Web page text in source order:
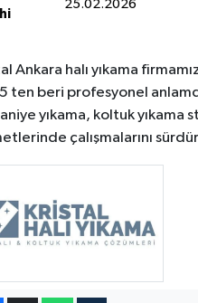
25.02.2026
Ankara halı yıkama
ten beri profesyonel
yıkama, koltuk yıkama
çalışmalarını